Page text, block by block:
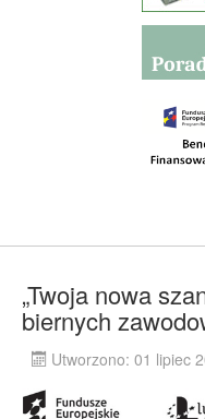
„Twoja nowa
biernych
Utworzono: 01 lipiec